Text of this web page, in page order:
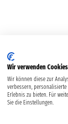
Wir verwenden Cookies
Wir können diese zur
verbessern,
Erlebnis zu bieten. Für
Sie die Einstellungen.